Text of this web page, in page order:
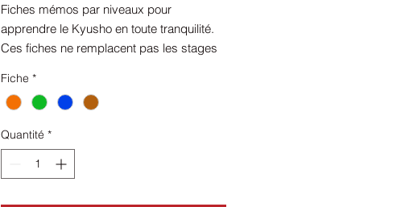
Fiches mémos par niveaux pour
apprendre le Kyusho en toute tranquilité.
Ces fiches ne remplacent pas les stages
Format A5, grammage épais, rendu
gloss.
Fiche *
Quantité *